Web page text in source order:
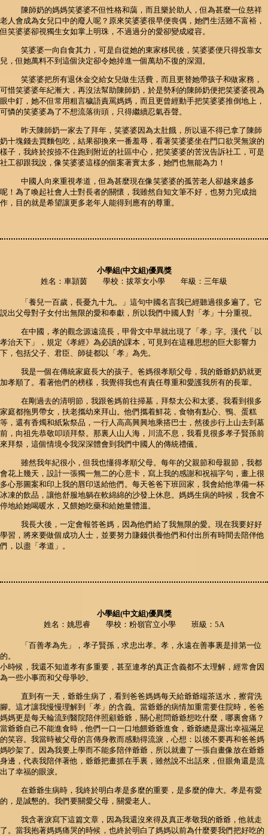
陳師奶的媽媽笑婆婆不但性格和藹，而且樂於助人，但為甚麼一位慈祥
老人會成為女兒口中的廢人呢？原來笑婆婆很早便喪偶，她們生活雖不富裕，
但笑婆婆卻視獨生女如掌上明珠，不過過分的愛卻變成縱容。
笑婆婆一向自食其力，可是自從她的東家移民後，笑婆婆便只得投靠女
兒，但她萬料不到這個決定卻令她掉進一個萬劫不復的深淵。
笑婆婆把所有退休金交給女兒做生活費，而且更替她帶孩子和做家務，
可惜笑婆婆年紀漸大，再沒法幫助陳師奶，於是勢利的陳師奶便把笑婆婆視為
眼中釘，她不但常用粗言穢語責罵媽媽，而且更曾經動手把笑婆婆推倒地上，
可憐的笑婆婆為了不想流落街頭，只得繼續忍氣吞聲。
昨天陳師奶一家去了拜年，笑婆婆因為太肚餓，所以逼不得已拿了陳師
奶十塊錢去買麵包吃，結果卻換來一番羞辱，看著笑婆婆坐在門口欲哭無淚的
樣子，我終於按捺不住跑到附近的社區中心，把笑婆婆的苦況告訴社工，可是
社工卻跟我說，像笑婆婆這樣的個案著實太多，她們也無能為力！
中國人向來重視孝道，但為甚麼現在像笑婆婆的孤苦老人卻越來越多
呢！為了喚起社會人士對長者的關懷，我雖然自知文筆不好，也努力完成拙
作，目的就是希望讓更多老年人能得到應有的尊重。
小學組(中文組)優異獎
姓名：車頴茵 學校：拔萃女小學 年級：三年級
「養兒一百歲，長憂九十九。」這句中國名言我已經聽過很多遍了。它
説出父母對子女付出無限的愛和奉獻，所以我們中國人對「孝」十分重視。
在中國，孝的觀念源遠流長，甲骨文中早就出現了「孝」字。漢代「以
孝治天下」，規定《孝經》為必讀的課本，可見到在這種思想的巨大影響力
下，包括父子、君臣、師徒都以「孝」為先。
我是一個在傳統家庭長大的孩子。爸媽很孝順父母，我的爺爺奶奶就更
加孝順了。看著他們的榜樣，我覺得我也有責任尊重和愛護我所有的長輩。
在剛過去的清明節，我跟爸媽前往掃墓，拜祭太公和太婆。我看到很多
家庭都拖男帶女，扶老攜幼來拜山。他們攜着鮮花，食物有點心、鴨、蛋糕
等，還有香燭和紙紥祭品，一行人高高興興地乘搭巴士，然後步行上山去到墓
前，向祖先恭敬叩頭拜祭。那裏人山人海，川流不息，我看見很多孝子賢孫前
來拜祭，這個情境令我深深體會到我們中國人的傳統禮儀。
雖然我年紀很小，但我也懂得孝順父母。每年的父親節和母親節，我都
會花上幾天，設計一張獨一無二的心意卡，寫上我的感謝和祝福字句，畫上很
多心形圖案和印上我的唇印送給他們。每天爸爸下班回家，我會給他準備一杯
冰凍的飲品，讓他舒服地躺在軟綿綿的沙發上休息。媽媽生病的時候，我會不
停地給她喝暖水，又餵她吃藥和給她量體溫。
我長大後，一定會報答爸媽，因為他們給了我無限的愛。現在我要好好
學習，將來要做個成功人士，並要努力賺錢供養他們和付出所有時間去陪伴他
們，以盡「孝道」。
小學組(中文組)優異獎
姓名：姚思睿 學校：粉嶺官立小學 班級：5A
「百善孝為先」，孝子賢孫，求忠出孝。孝，永遠在善事裏是排第一位
的。
小時候，我還不知道孝有多重要，甚至連孝的真正含義都不太理解，經常會因
為一些小事而和父母爭吵。
直到有一天，爺爺生病了，看到爸爸媽媽每天給爺爺端茶送水，擦背洗
腳。這才讓我慢慢理解到「孝」的含義。當爺爺的病情加重需要住院時，爸爸
媽媽更是每天輪流到醫院陪伴照顧爺爺，關心慰問爺爺想吃什麼，哪裏會痛？
當爺爺自己不能進食時，他們一口一口地餵爺爺進食，爺爺總是露出幸福滿足
的笑容。我當時被父母的言傳身教而感動得流淚，心想：以後不要再和爸爸媽
媽吵架了。因為我要上學而不能多陪伴爺爺，所以就畫了一張自畫像放在爺爺
身邊，代表我陪伴著他，爺爺把畫抓在手裏，雖然說不出話來，但眼角還是流
出了幸福的眼淚。
在爺爺生病時，我終於明白孝是多麼的重要，是多麼的偉大。孝是有愛
的，是誠懇的。我們要關愛父母，關愛老人。
我含著淚寫下這篇文章，因為我還沒來得及真正孝敬我的爺爺，他就走
了。當我抱著媽媽痛哭的時候，也終於明白了媽媽以前為什麼要我們把好吃的